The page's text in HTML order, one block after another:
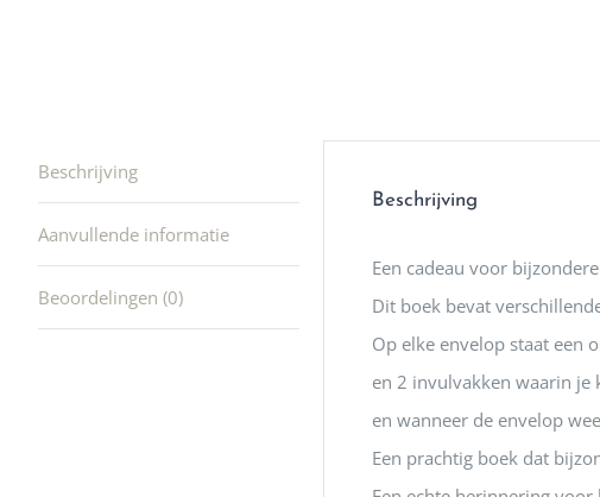
Beschrijving
Aanvullende informatie
Beoordelingen (0)
Beschrijving
Een cadeau voor
Dit boek bevat
Op elke envelop staat een
en 2 invulvakken waarin je
en wanneer de envelop
Een prachtig boek dat